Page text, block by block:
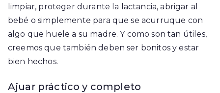
limpiar, proteger durante la lactancia, abrigar al
bebé o simplemente para que se acurruque con
algo que huele a su madre. Y como son tan útiles,
creemos que también deben ser bonitos y estar
bien hechos.
Ajuar práctico y completo